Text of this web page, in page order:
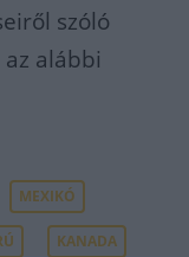
szóló
alábbi
MEXIKÓ
KANADA